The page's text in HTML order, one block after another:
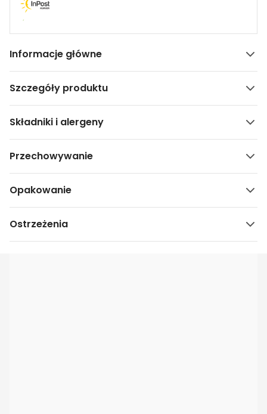
Informacje główne
Szczegóły produktu
Składniki i alergeny
Przechowywanie
Opakowanie
Ostrzeżenia